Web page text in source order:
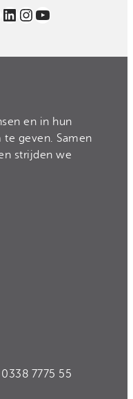
LinkedIn
Instagram
YouTube
en in hun
geven. Samen
strijden we
7775 55